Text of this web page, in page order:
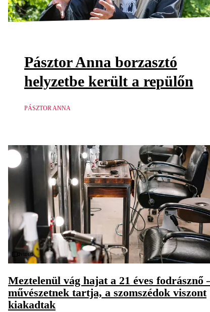
Pásztor Anna borzasztó
helyzetbe került a repülőn
PÁSZTOR ANNA
Videó
Meztelenül vág hajat a 21 éves fodrásznő
művészetnek tartja, a szomszédok viszont
kiakadtak